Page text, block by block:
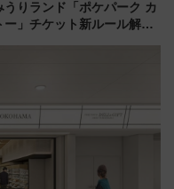
うりランド「ポケパーク カ
ー」チケット新ルール解